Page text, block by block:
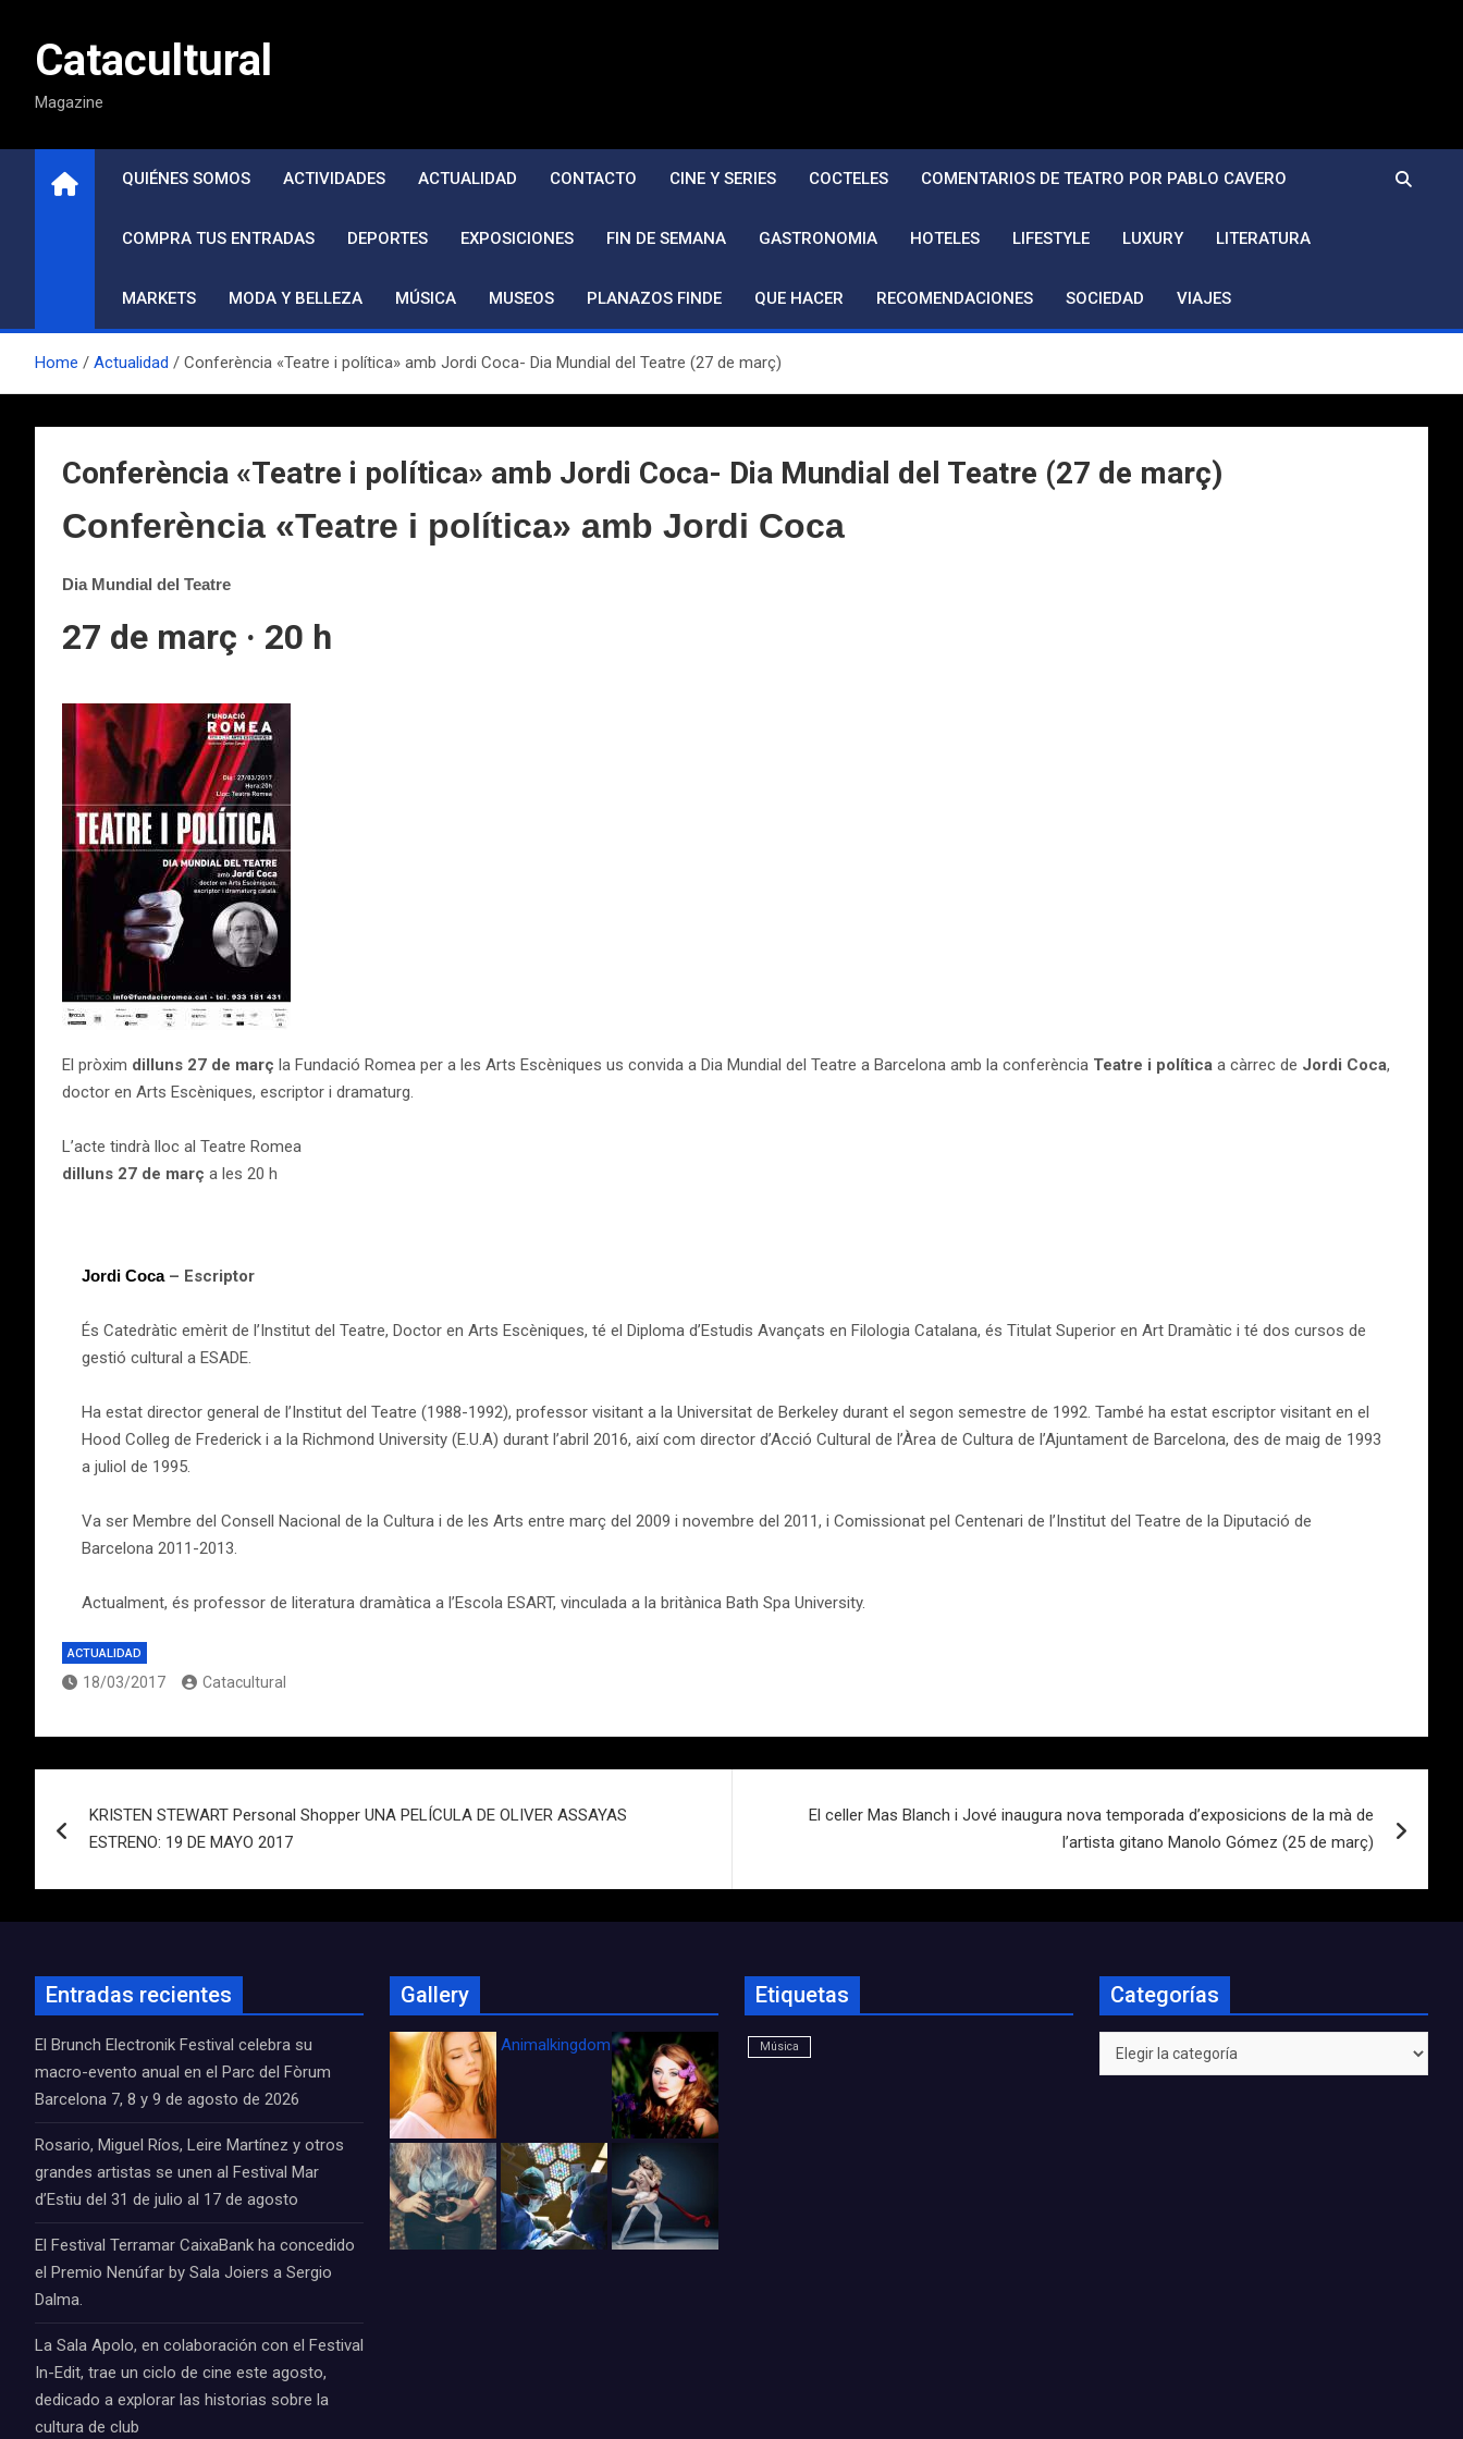
contenidoCatacultural
Magazine
QUIÉNES SOMOS ACTIVIDADES ACTUALIDAD CONTACTO CINE Y SERIES COCTELES COMENTARIOS DE TEATRO POR PABLO CAVERO
COMPRA TUS ENTRADAS DEPORTES EXPOSICIONES FIN DE SEMANA GASTRONOMIA HOTELES LIFESTYLE LUXURY LITERATURA
MARKETS MODA Y BELLEZA MÚSICA MUSEOS PLANAZOS FINDE QUE HACER RECOMENDACIONES SOCIEDAD VIAJES
Home Actualidad Conferència «Teatre i política» amb Jordi Coca- Dia Mundial del Teatre (27 de març)
Conferència «Teatre i política» amb Jordi Coca- Dia Mundial del Teatre (27 de març)
Conferència «Teatre i política» amb Jordi Coca
Dia Mundial del Teatre
27 de març · 20 h
El pròxim dilluns 27 de març la Fundació Romea per a les Arts Escèniques us convida a Dia Mundial del Teatre a Barcelona amb la conferència Teatre i política a càrrec de Jordi Coca,
doctor en Arts Escèniques, escriptor i dramaturg.
L’acte tindrà lloc al Teatre Romea
dilluns 27 de març a les 20 h
Jordi Coca– Escriptor
És Catedràtic emèrit de l’Institut del Teatre, Doctor en Arts Escèniques, té el Diploma d’Estudis Avançats en Filologia Catalana, és Titulat Superior en Art Dramàtic i té dos cursos de
gestió cultural a ESADE.
Ha estat director general de l’Institut del Teatre (1988-1992), professor visitant a la Universitat de Berkeley durant el segon semestre de 1992. També ha estat escriptor visitant en el
Hood Colleg de Frederick i a la Richmond University (E.U.A) durant l’abril 2016, així com director d’Acció Cultural de l’Àrea de Cultura de l’Ajuntament de Barcelona, des de maig de 1993
a juliol de 1995.
Va ser Membre del Consell Nacional de la Cultura i de les Arts entre març del 2009 i novembre del 2011, i Comissionat pel Centenari de l’Institut del Teatre de la Diputació de
Barcelona 2011-2013.
Actualment, és professor de literatura dramàtica a l’Escola ESART, vinculada a la britànica Bath Spa University.
ACTUALIDAD
18/03/2017 Catacultural
de
entradas
KRISTEN STEWART Personal Shopper UNA PELÍCULA DE OLIVER ASSAYAS
ESTRENO: 19 DE MAYO 2017
El celler Mas Blanch i Jové inaugura nova temporada d’exposicions de la mà de
l’artista gitano Manolo Gómez (25 de març)
Entradas recientes
El Brunch Electronik Festival celebra su
macro-evento anual en el Parc del Fòrum
Barcelona 7, 8 y 9 de agosto de 2026
Rosario, Miguel Ríos, Leire Martínez y otros
grandes artistas se unen al Festival Mar
d’Estiu del 31 de julio al 17 de agosto
El Festival Terramar CaixaBank ha concedido
el Premio Nenúfar by Sala Joiers a Sergio
Dalma.
La Sala Apolo, en colaboración con el Festival
In-Edit, trae un ciclo de cine este agosto,
dedicado a explorar las historias sobre la
cultura de club
Gallery
Animalkingdom_FichaCine
Etiquetas
Música
Categorías
Categorías